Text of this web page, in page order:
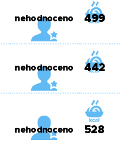
nehodnoceno 499
nehodnoceno 442
nehodnoceno 528